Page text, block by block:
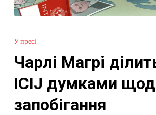
Магрі
з
ICIJ
щодо
У пресі
Чарлі Магрі
ICIJ думками
запобігання